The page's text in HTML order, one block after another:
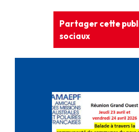
Partager cette
sociaux